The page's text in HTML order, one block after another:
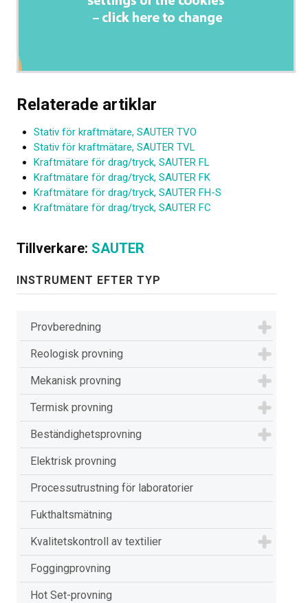
Relaterade artiklar
Stativ för kraftmätare, SAUTER TVO
Stativ för kraftmätare, SAUTER TVL
Kraftmätare för drag/tryck, SAUTER FL
Kraftmätare för drag/tryck, SAUTER FK
Kraftmätare för drag/tryck, SAUTER FH-S
Kraftmätare för drag/tryck, SAUTER FC
Tillverkare: SAUTER
INSTRUMENT EFTER TYP
Provberedning
Reologisk provning
Mekanisk provning
Termisk provning
Beständighetsprovning
Elektrisk provning
Processutrustning för laboratorier
Fukthaltsmätning
Kvalitetskontroll av textilier
Foggingprovning
Hot Set-provning